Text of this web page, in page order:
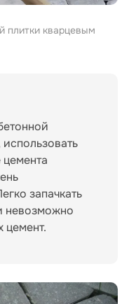
плитки кварцевым
запачкать
невозможно
цемент.